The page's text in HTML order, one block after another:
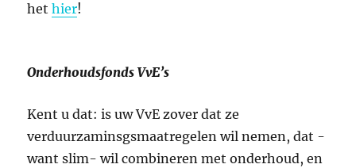
hethier!
Onderhoudsfonds VvE’s
Kent u dat: is uw VvE zover dat ze
verduurzaminsgsmaatregelen wil nemen, dat -
want slim- wil combineren met onderhoud, en